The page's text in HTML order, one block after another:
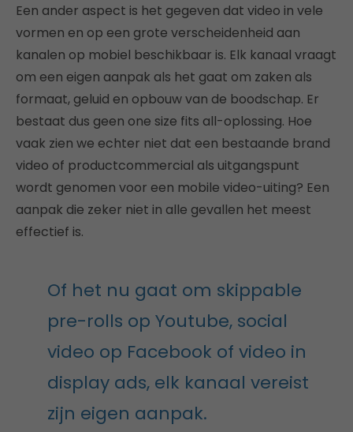
Een ander aspect is het gegeven dat video in vele
vormen en op een grote verscheidenheid aan
kanalen op mobiel beschikbaar is. Elk kanaal vraagt
om een eigen aanpak als het gaat om zaken als
formaat, geluid en opbouw van de boodschap. Er
bestaat dus geen one size fits all-oplossing. Hoe
vaak zien we echter niet dat een bestaande brand
video of productcommercial als uitgangspunt
wordt genomen voor een mobile video-uiting? Een
aanpak die zeker niet in alle gevallen het meest
effectief is.
Of het nu gaat om skippable
pre-rolls op Youtube, social
video op Facebook of video in
display ads, elk kanaal vereist
zijn eigen aanpak.